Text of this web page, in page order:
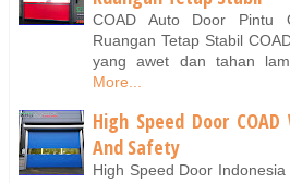
COAD Auto Door Pintu
Ruangan Tetap Stabil
yang awet dan tahan
More...
High Speed Door
And Safety
High Speed Door